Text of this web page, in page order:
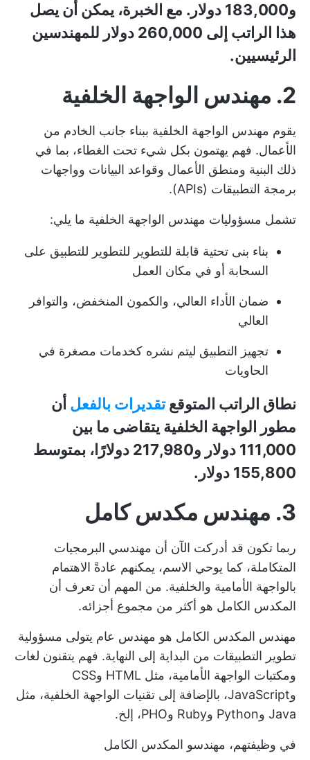
و183,000 دولار. مع الخبرة، يمكن أن يصل
هذا الراتب إلى 260,000 دولار للمهندسين
الرئيسيين.
2. مهندس الواجهة الخلفية
يقوم مهندس الواجهة الخلفية ببناء جانب الخادم من
الأعمال. فهم يهتمون بكل شيء تحت الغطاء، بما في
ذلك البنية ومنطق الأعمال وقواعد البيانات وواجهات
برمجة التطبيقات (APIs).
تشمل مسؤوليات مهندس الواجهة الخلفية ما يلي:
بناء بنى تحتية قابلة للتطوير للتطوير للتطبيق على
السحابة أو في مكان العمل
ضمان الأداء العالي، والكمون المنخفض، والتوافر
العالي
تجهيز التطبيق ليتم نشره كخدمات مصغرة في
الحاويات
نطاق الراتب المتوقع تقديرات بالفعل أن
مطور الواجهة الخلفية يتقاضى ما بين
111,000 دولار و217,980 دولارًا، بمتوسط
155,800 دولار.
3. مهندس مكدس كامل
ربما تكون قد أدركت الآن أن مهندسي البرمجيات
المتكاملة، كما يوحي الاسم، يمكنهم عادةً الاهتمام
بالواجهة الأمامية والخلفية. من المهم أن تعرف أن
المكدس الكامل هو أكثر من مجموع أجزائه.
مهندس المكدس الكامل هو مهندس عام يتولى مسؤولية
تطوير التطبيقات من البداية إلى النهاية. فهم يتقنون لغات
ومكتبات الواجهة الأمامية، مثل HTML وCSS
وJavaScript، بالإضافة إلى تقنيات الواجهة الخلفية، مثل
Java وPython وRuby وPHO، إلخ.
في وظيفتهم، مهندسو المكدس الكامل